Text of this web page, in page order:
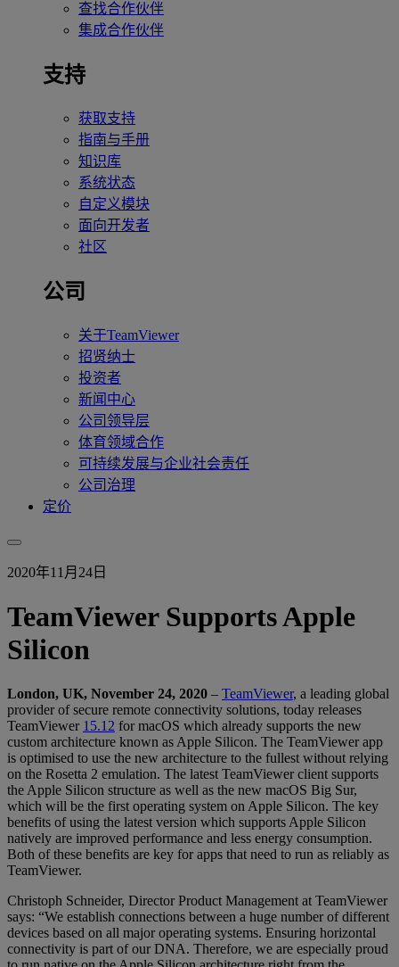
查找合作伙伴
集成合作伙伴
支持
获取支持
指南与手册
知识库
系统状态
自定义模块
面向开发者
社区
公司
关于TeamViewer
招贤纳士
投资者
新闻中心
公司领导层
体育领域合作
可持续发展与企业社会责任
公司治理
定价
2020年11月24日
TeamViewer Supports Apple
Silicon
London, UK, November 24, 2020 – TeamViewer, a leading global
provider of secure remote connectivity solutions, today releases
TeamViewer 15.12 for macOS which already supports the new
custom architecture known as Apple Silicon. The TeamViewer app
is optimised to use the new architecture to the fullest without relying
on the Rosetta 2 emulation. The latest TeamViewer client supports
the Apple Silicon structure as well as the new macOS Big Sur,
which will be the first operating system on Apple Silicon. The key
benefits of using the latest version which supports Apple Silicon
natively are improved performance and less energy consumption.
Both of these benefits are key for apps that need to run as reliably as
TeamViewer.
Christoph Schneider, Director Product Management at TeamViewer
says: “We establish connections between a huge number of different
devices based on all major operating systems. Ensuring horizontal
connectivity is part of our DNA. Therefore, we are especially proud